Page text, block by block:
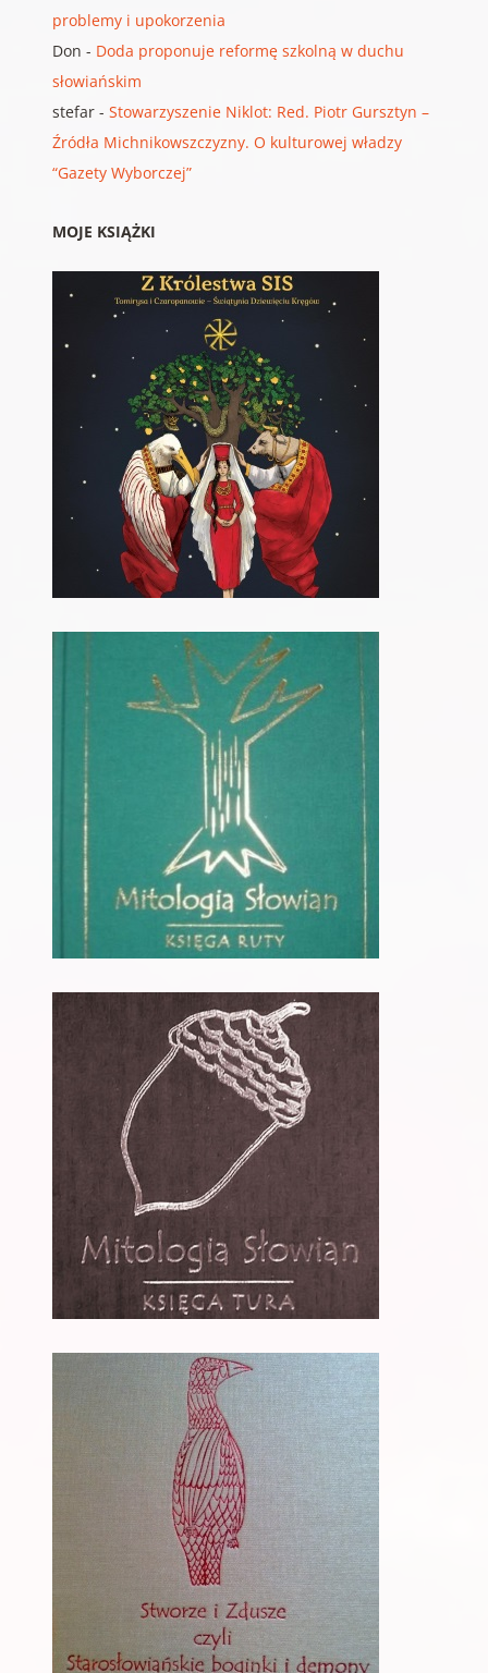
problemy i upokorzenia
Don - Doda proponuje reformę szkolną w duchu
słowiańskim
stefar- Stowarzyszenie Niklot: Red. Piotr Gursztyn –
Źródła Michnikowszczyzny. O kulturowej władzy
“Gazety Wyborczej”
MOJE KSIĄŻKI